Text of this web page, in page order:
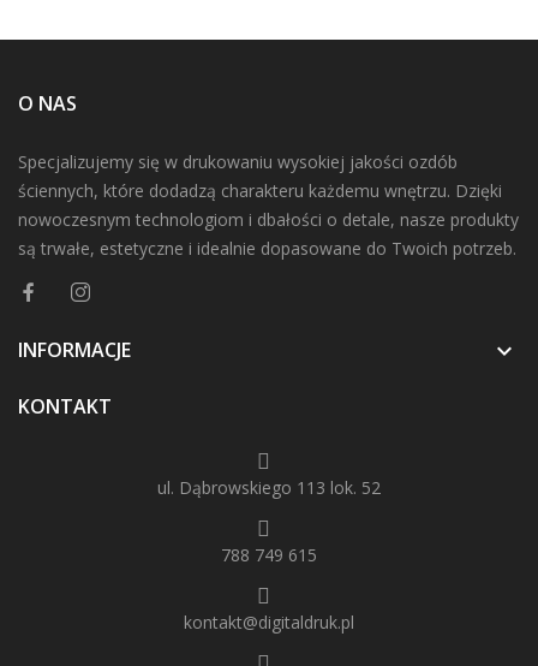
O NAS
Specjalizujemy się w drukowaniu wysokiej jakości ozdób
ściennych, które dodadzą charakteru każdemu wnętrzu. Dzięki
nowoczesnym technologiom i dbałości o detale, nasze produkty
są trwałe, estetyczne i idealnie dopasowane do Twoich potrzeb.
INFORMACJE 
KONTAKT
ul. Dąbrowskiego 113 lok. 52
788 749 615
kontakt@digitaldruk.pl